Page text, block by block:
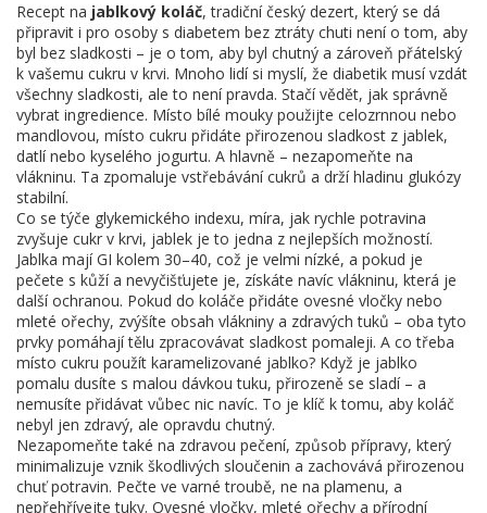
Recept na jablkový koláč,tradiční český dezert, který se dá
připravit i pro osoby s diabetem bez ztráty chuti není o tom, aby
byl bez sladkosti – je o tom, aby byl chutný a zároveň přátelský
k vašemu cukru v krvi. Mnoho lidí si myslí, že diabetik musí vzdát
všechny sladkosti, ale to není pravda. Stačí vědět, jak správně
vybrat ingredience. Místo bílé mouky použijte celozrnnou nebo
mandlovou, místo cukru přidáte přirozenou sladkost z jablek,
datlí nebo kyselého jogurtu. A hlavně – nezapomeňte na
vlákninu. Ta zpomaluje vstřebávání cukrů a drží hladinu glukózy
stabilní.
Co se týče glykemického indexu, míra, jak rychle potravina
zvyšuje cukr v krvi, jablek je to jedna z nejlepších možností.
Jablka mají GI kolem 30–40, což je velmi nízké, a pokud je
pečete s kůží a nevyčišťujete je, získáte navíc vlákninu, která je
další ochranou. Pokud do koláče přidáte ovesné vločky nebo
mleté ořechy, zvýšíte obsah vlákniny a zdravých tuků – oba tyto
prvky pomáhají tělu zpracovávat sladkost pomaleji. A co třeba
místo cukru použít karamelizované jablko? Když je jablko
pomalu dusíte s malou dávkou tuku, přirozeně se sladí – a
nemusíte přidávat vůbec nic navíc. To je klíč k tomu, aby koláč
nebyl jen zdravý, ale opravdu chutný.
Nezapomeňte také na zdravou pečení, způsob přípravy, který
minimalizuje vznik škodlivých sloučenin a zachovává přirozenou
chuť potravin. Pečte ve varné troubě, ne na plamenu, a
nepřehřívejte tuky. Ovesné vločky, mleté ořechy a přírodní